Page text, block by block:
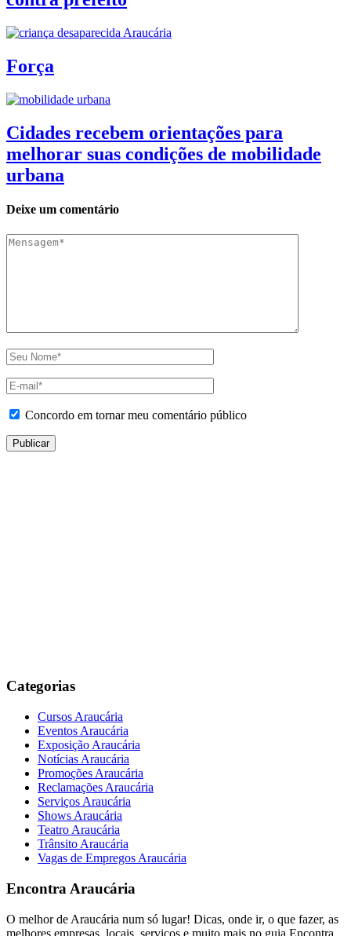
Força
Cidades recebem orientações para
melhorar suas condições de mobilidade
urbana
Deixe um comentário
Concordo em tornar meu comentário público
Categorias
Cursos Araucária
Eventos Araucária
Exposição Araucária
Notícias Araucária
Promoções Araucária
Reclamações Araucária
Serviços Araucária
Shows Araucária
Teatro Araucária
Trânsito Araucária
Vagas de Empregos Araucária
Encontra Araucária
O melhor de Araucária num só lugar! Dicas, onde ir, o que fazer, as
melhores empresas, locais, serviços e muito mais no guia Encontra